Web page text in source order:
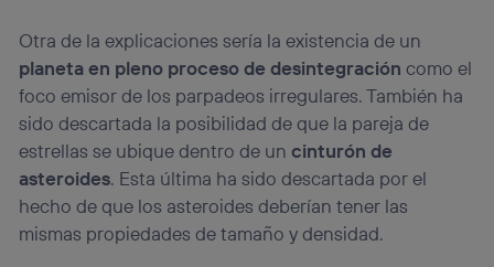
Otra de la explicaciones sería la existencia de un
planeta en pleno proceso de desintegración como el
foco emisor de los parpadeos irregulares. También ha
sido descartada la posibilidad de que la pareja de
estrellas se ubique dentro de uncinturón de
asteroides. Esta última ha sido descartada por el
hecho de que los asteroides deberían tener las
mismas propiedades de tamaño y densidad.